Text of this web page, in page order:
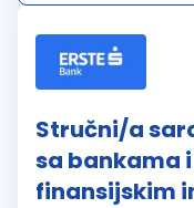
zloupotreba
Stručni/a
sa bankama
finansijskim